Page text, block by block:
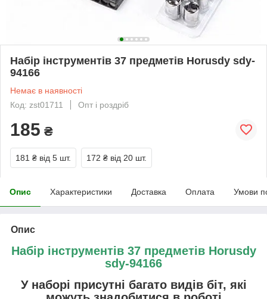
Набір інструментів 37 предметів Horusdy sdy-
94166
Немає в наявності
Код: zst01711
Опт і роздріб
185 ₴
181 ₴ від 5 шт. 172 ₴ від 20 шт.
Опис Характеристики Доставка Оплата Умови
Опис
Набір інструментів 37 предметів Horusdy
sdy-94166
У наборі присутні багато видів біт, які